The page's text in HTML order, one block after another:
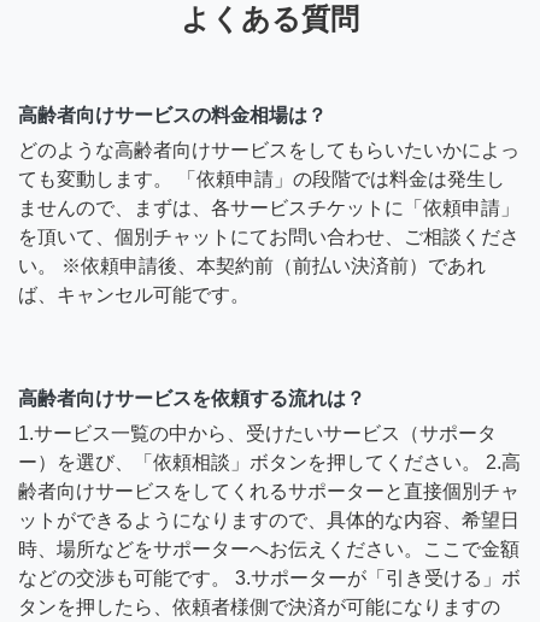
よくある質問
高齢者向けサービスの料金相場は？
どのような高齢者向けサービスをしてもらいたいかによっ
ても変動します。 「依頼申請」の段階では料金は発生し
ませんので、まずは、各サービスチケットに「依頼申請」
を頂いて、個別チャットにてお問い合わせ、ご相談くださ
い。 ※依頼申請後、本契約前（前払い決済前）であれ
ば、キャンセル可能です。
高齢者向けサービスを依頼する流れは？
1.サービス一覧の中から、受けたいサービス（サポータ
ー）を選び、「依頼相談」ボタンを押してください。 2.高
齢者向けサービスをしてくれるサポーターと直接個別チャ
ットができるようになりますので、具体的な内容、希望日
時、場所などをサポーターへお伝えください。ここで金額
などの交渉も可能です。 3.サポーターが「引き受ける」ボ
タンを押したら、依頼者様側で決済が可能になりますの